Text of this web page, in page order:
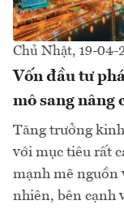
Chủ Nhật, 19-04-
Vốn đầu tư
mô sang nâng
Tăng trưởng
với mục tiêu rất
mạnh mẽ nguồn
nhiên, bên cạnh